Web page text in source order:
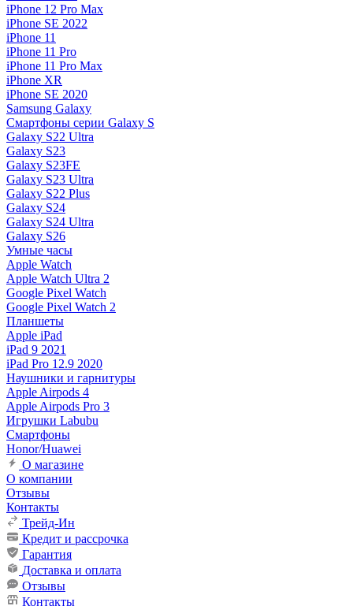
iPhone 12 Pro Max
iPhone SE 2022
iPhone 11
iPhone 11 Pro
iPhone 11 Pro Max
iPhone XR
iPhone SE 2020
Samsung Galaxy
Смартфоны серии Galaxy S
Galaxy S22 Ultra
Galaxy S23
Galaxy S23FE
Galaxy S23 Ultra
Galaxy S22 Plus
Galaxy S24
Galaxy S24 Ultra
Galaxy S26
Умные часы
Apple Watch
Apple Watch Ultra 2
Google Pixel Watch
Google Pixel Watch 2
Планшеты
Apple iPad
iPad 9 2021
iPad Pro 12.9 2020
Наушники и гарнитуры
Apple Airpods 4
Apple Airpods Pro 3
Игрушки Labubu
Смартфоны
Honor/Huawei
О магазине
О компании
Отзывы
Контакты
Трейд-Ин
Кредит и рассрочка
Гарантия
Доставка и оплата
Отзывы
Контакты